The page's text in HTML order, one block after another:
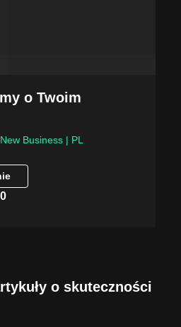
o Twoim
New Business | PL
o skuteczności